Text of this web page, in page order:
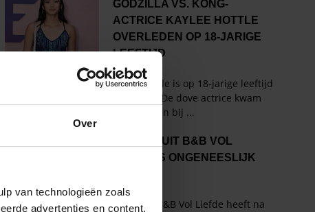
Over
van technologieën zoals
advertenties en content,